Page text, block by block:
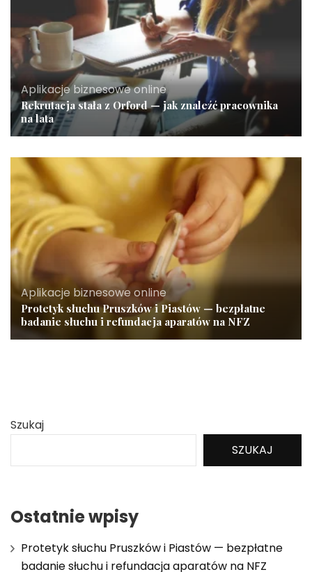
Aplikacje biznesowe online
Rekrutacja stała z Orford — jak znaleźć pracownika
na lata
Aplikacje biznesowe online
Protetyk słuchu Pruszków i Piastów — bezpłatne
badanie słuchu i refundacja aparatów na NFZ
Szukaj
SZUKAJ
Ostatnie wpisy
Protetyk słuchu Pruszków i Piastów — bezpłatne
badanie słuchu i refundacja aparatów na NFZ